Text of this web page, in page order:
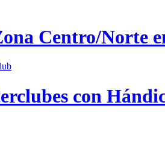
Centro/Norte
con